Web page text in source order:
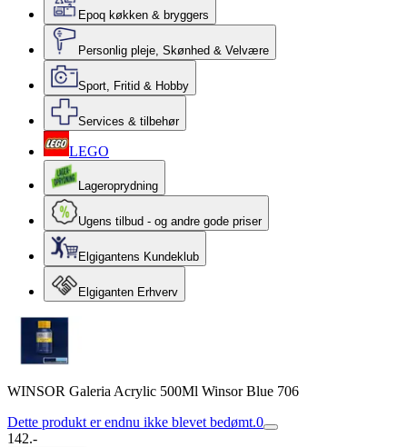
Epoq køkken & bryggers
Personlig pleje, Skønhed & Velvære
Sport, Fritid & Hobby
Services & tilbehør
LEGO
Lageroprydning
Ugens tilbud - og andre gode priser
Elgigantens Kundeklub
Elgiganten Erhverv
WINSOR Galeria Acrylic 500Ml Winsor Blue 706
Dette produkt er endnu ikke blevet bedømt.0
142.-